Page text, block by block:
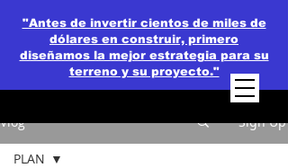
"Antes de invertir cientos de miles de
dólares en construir, primero
diseñamos la mejor estrategia para su
terreno y su proyecto."
Vlog Sign Up
PLAN